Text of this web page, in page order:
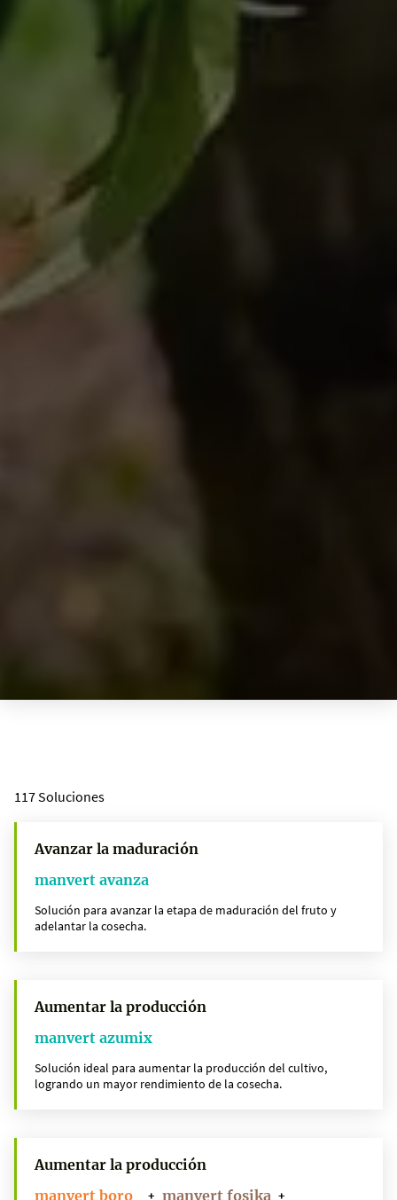
117 Soluciones
Avanzar la maduración
manvert avanza
Solución para avanzar la etapa de maduración del fruto y
adelantar la cosecha.
Aumentar la producción
manvert azumix
Solución ideal para aumentar la producción del cultivo,
logrando un mayor rendimiento de la cosecha.
Aumentar la producción
manvert boro
+ manvert fosika +